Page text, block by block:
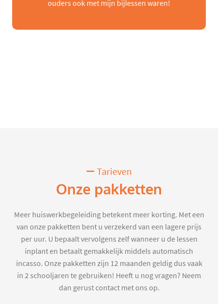
ouders ook met mijn bijlessen waren!
Tarieven
Onze pakketten
Meer huiswerkbegeleiding betekent meer korting. Met een
van onze pakketten bent u verzekerd van een lagere prijs
per uur. U bepaalt vervolgens zelf wanneer u de lessen
inplant en betaalt gemakkelijk middels automatisch
incasso. Onze pakketten zijn 12 maanden geldig dus vaak
in 2 schooljaren te gebruiken! Heeft u nog vragen? Neem
dan gerust contact met ons op.